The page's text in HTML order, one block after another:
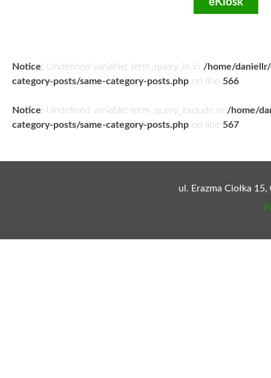
eKiosk
Notice: Undefined variable: term_query_in in /home/
category-posts/same-category-posts.php on line 566
Notice: Undefined variable: term_query_exclude in /home/
category-posts/same-category-posts.php on line 567
ul. Erazma Ciołka